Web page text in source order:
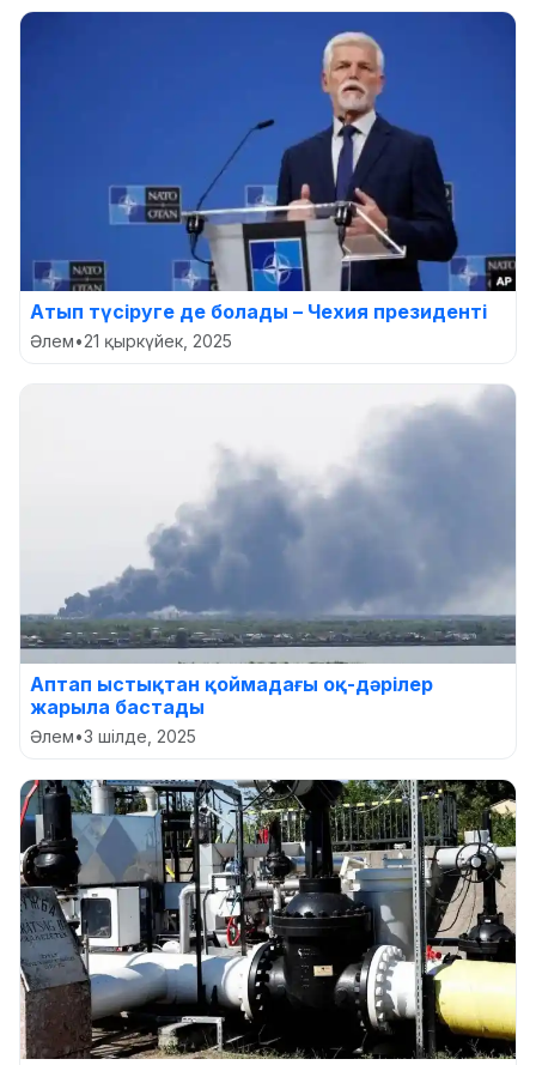
Атып түсіруге де болады – Чехия президенті
Әлем•21 қыркүйек, 2025
Аптап ыстықтан қоймадағы оқ-дәрілер
жарыла бастады
Әлем•3 шілде, 2025